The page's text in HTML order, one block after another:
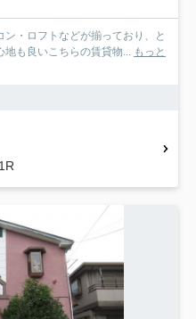
・ロフトなどが揃っており、と
地も良いこちらの賃貸物... もっと